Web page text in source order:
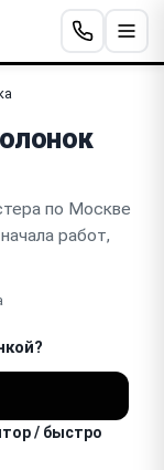
по Москве
работ,
/ быстро